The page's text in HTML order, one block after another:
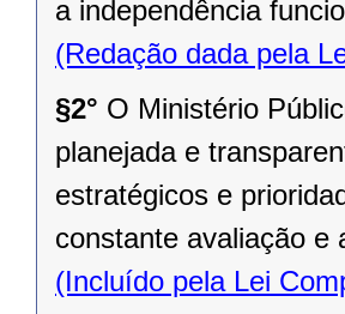
a independência
(Redação dada pela
§2° O Ministério
planejada e
estratégicos e
constante avaliação e
(Incluído pela Lei